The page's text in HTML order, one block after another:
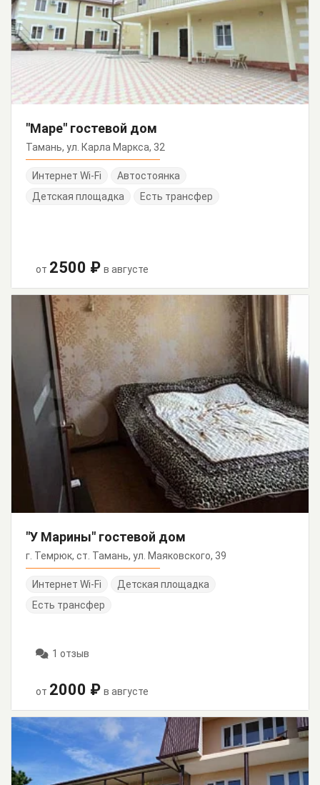
"Маре" гостевой дом
Тамань, ул. Карла Маркса, 32
Интернет Wi-Fi
Автостоянка
Детская площадка
Есть трансфер
от 2500 ₽ в августе
"У Марины" гостевой дом
г. Темрюк, ст. Тамань, ул. Маяковского, 39
Интернет Wi-Fi
Детская площадка
Есть трансфер
1 отзыв
от 2000 ₽ в августе